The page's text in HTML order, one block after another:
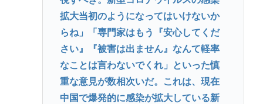
拡大当初のようになってはいけないか
らね」「専門家はもう『安心してくだ
さい』『被害は出ません』なんて軽率
なことは言わないでくれ」といった慎
重な意見が数相次いだ。これは、現在
中国で爆発的に感染が拡大している新